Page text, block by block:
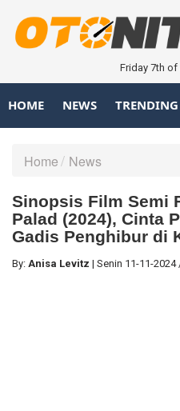
Friday 7th
HOME NEWS TRENDING
Home News
Sinopsis Film Semi
Palad (2024), Cinta
Gadis Penghibur di
By: Anisa Levitz | Senin 11-11-2024